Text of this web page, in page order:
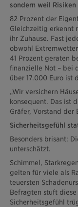
sondern weil
82 Prozent der
Gleichzeitig erkennt
ihr Zuhause. Fast
obwohl
41 Prozent geraten
finanzielle Not – bei
über 17.000 Euro ist
„Wir versichern
konsequent. Das ist
Gräfer, Vorstand der
Sicherheitsgefühl
Besonders brisant:
unterschätzt.
Schimmel,
gelten für viele als
teuersten
Befragten stuft
Sicherheitsgefühl